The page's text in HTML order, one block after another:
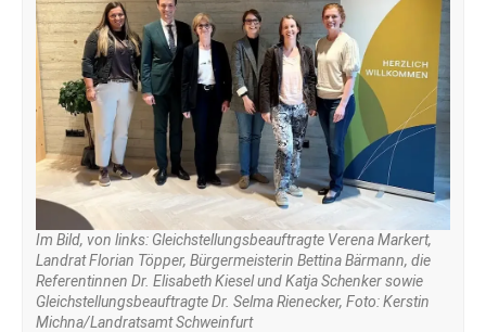
Im Bild, von links: Gleichstellungsbeauftragte Verena Markert,
Landrat Florian Töpper, Bürgermeisterin Bettina Bärmann, die
Referentinnen Dr. Elisabeth Kiesel und Katja Schenker sowie
Gleichstellungsbeauftragte Dr. Selma Rienecker, Foto: Kerstin
Michna/Landratsamt Schweinfurt